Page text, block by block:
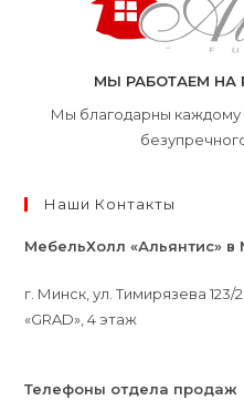
МЫ РАБОТАЕМ НА
Мы благодарны каждому
Наши Контакты
МебельХолл «Альянтис» в
г. Минск, ул. Тимирязева
«GRAD», 4 этаж
Телефоны отдела продаж